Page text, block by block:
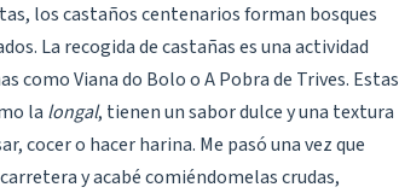
los castaños centenarios forman bosques
La recogida de castañas es una actividad
como Viana do Bolo o A Pobra de Trives. Estas
la longal, tienen un sabor dulce y una textura
cocer o hacer harina. Me pasó una vez que
y acabé comiéndomelas crudas,